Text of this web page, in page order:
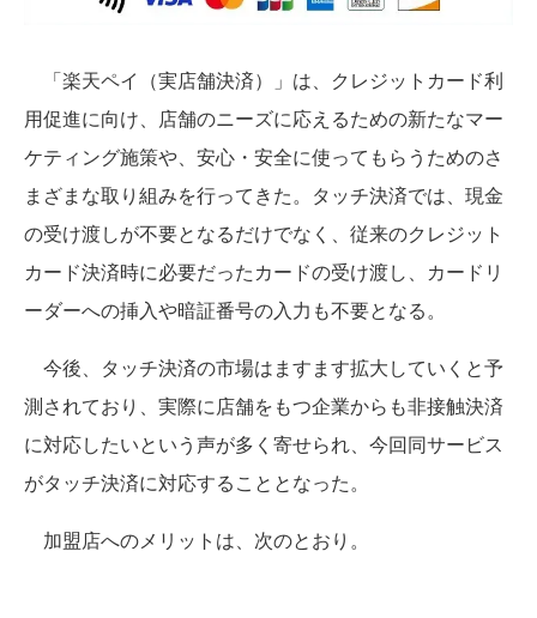
「楽天ペイ（実店舗決済）」は、クレジットカード利
用促進に向け、店舗のニーズに応えるための新たなマー
ケティング施策や、安心・安全に使ってもらうためのさ
まざまな取り組みを行ってきた。タッチ決済では、現金
の受け渡しが不要となるだけでなく、従来のクレジット
カード決済時に必要だったカードの受け渡し、カードリ
ーダーへの挿入や暗証番号の入力も不要となる。
今後、タッチ決済の市場はますます拡大していくと予
測されており、実際に店舗をもつ企業からも非接触決済
に対応したいという声が多く寄せられ、今回同サービス
がタッチ決済に対応することとなった。
加盟店へのメリットは、次のとおり。